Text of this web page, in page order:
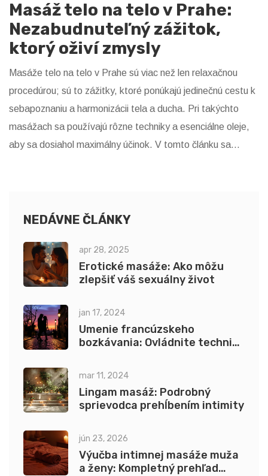
Masáž telo na telo v Prahe:
Nezabudnuteľný zážitok,
ktorý oživí zmysly
Masáže telo na telo v Prahe sú viac než len relaxačnou
procedúrou; sú to zážitky, ktoré ponúkajú jedinečnú cestu k
sebapoznaniu a harmonizácii tela a ducha. Pri takýchto
masážach sa používajú rôzne techniky a esenciálne oleje,
aby sa dosiahol maximálny účinok. V tomto článku sa
NEDÁVNE ČLÁNKY
apr 28, 2025
Erotické masáže: Ako môžu
zlepšiť váš sexuálny život
jan 17, 2024
Umenie francúzskeho
bozkávania: Ovládnite techniku
mar 11, 2024
Lingam masáž: Podrobný
sprievodca prehĺbením intimity
jún 23, 2026
Výučba intimnej masáže muža
a ženy: Kompletný prehľad